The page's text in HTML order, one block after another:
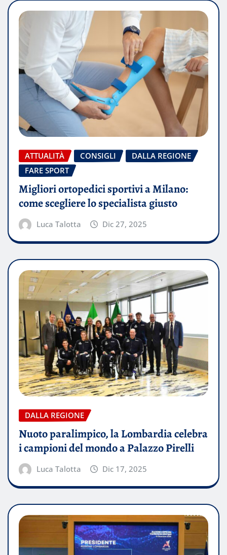
ATTUALITÀ CONSIGLI
DALLA REGIONE
FARE SPORT
Migliori ortopedici sportivi a Milano:
come scegliere lo specialista giusto
Luca Talotta Dic 27, 2025
DALLA REGIONE
Nuoto paralimpico, la Lombardia celebra
i campioni del mondo a Palazzo Pirelli
Luca Talotta Dic 17, 2025